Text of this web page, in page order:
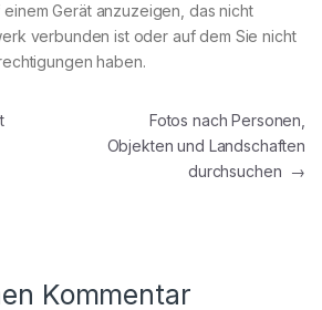
Gerät anzuzeigen, das nicht
verbunden ist oder auf dem Sie nicht
haben.
Fotos nach Personen,
Objekten und Landschaften
durchsuchen →
Kommentar